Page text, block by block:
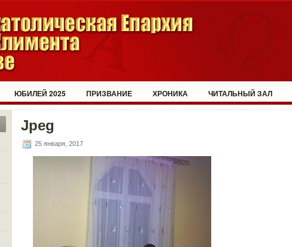
ЮБИЛЕЙ 2025 ПРИЗВАНИЕ ХРОНИКА ЧИТАЛЬНЫЙ ЗАЛ
Jpeg
25 января, 2017